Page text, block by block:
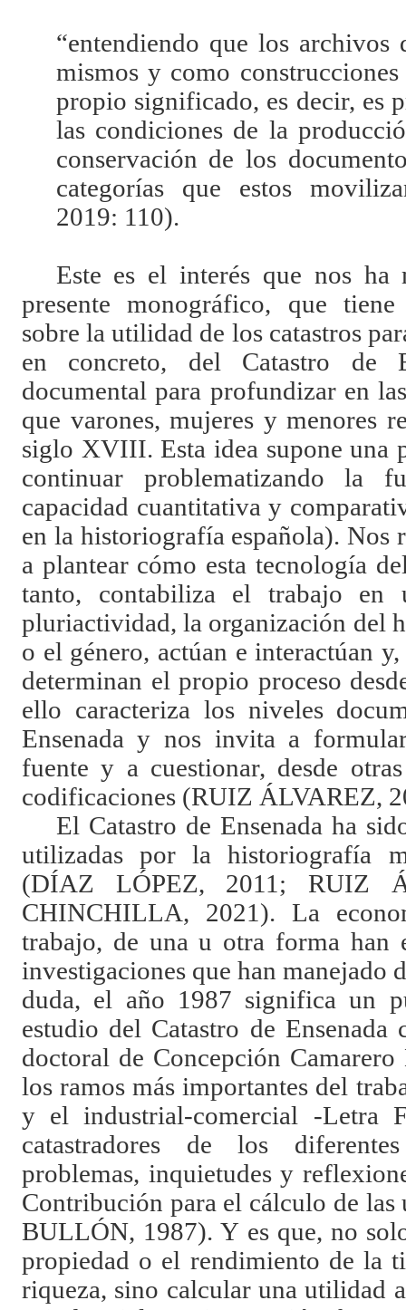
“entendiendo que los archivos
mismos y como
propio significado, es decir, es
las condiciones de la
conservación de los
categorías que estos
2019: 110).
Este es el interés que nos ha
presente monográfico, que
sobre la utilidad de los catastros
en concreto, del Catastro de
documental para profundizar en
que varones, mujeres y menores
siglo XVIII. Esta idea supone una
continuar problematizando la
capacidad cuantitativa y
en la historiografía española). Nos
a plantear cómo esta tecnología
tanto, contabiliza el trabajo en
pluriactividad, la organización del
o el género, actúan e interactúan
determinan el propio proceso
ello caracteriza los niveles
Ensenada y nos invita a
fuente y a cuestionar, desde
codificaciones (RUIZ ÁLVAREZ,
El Catastro de Ensenada ha
utilizadas por la historiografía
(DÍAZ LÓPEZ, 2011; RUIZ
CHINCHILLA, 2021). La
trabajo, de una u otra forma han
investigaciones que han manejado
duda, el año 1987 significa un
estudio del Catastro de
doctoral de Concepción
los ramos más importantes del
y el industrial-comercial -Letra
catastradores de los
problemas, inquietudes y
Contribución para el cálculo de
BULLÓN, 1987). Y es que, no
propiedad o el rendimiento de la
riqueza, sino calcular una utilidad